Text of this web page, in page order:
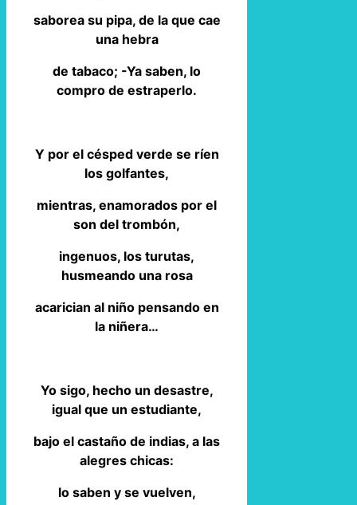
saborea su pipa, de la que cae
una hebra
de tabaco; -Ya saben, lo
compro de estraperlo.
Y por el césped verde se ríen
los golfantes,
mientras, enamorados por el
son del trombón,
ingenuos, los turutas,
husmeando una rosa
acarician al niño pensando en
la niñera…
Yo sigo, hecho un desastre,
igual que un estudiante,
bajo el castaño de indias, a las
alegres chicas:
lo saben y se vuelven,